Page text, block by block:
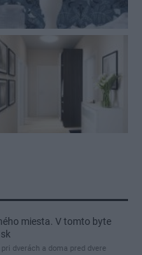
miesta. V tomto byte
dverách a doma pred dvere